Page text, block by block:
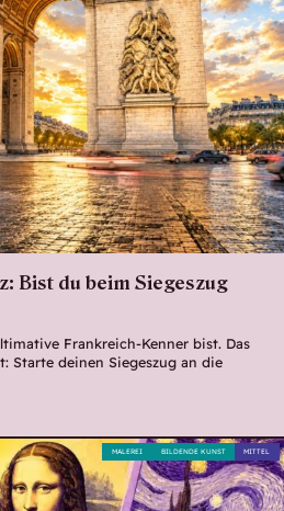
Bist du beim Siegeszug
Frankreich-Kenner bist. Das
Starte deinen Siegeszug an die
MITTEL
BILDENDE KUNST
MALEREI